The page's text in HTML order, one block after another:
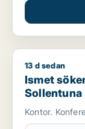
Ismet söker
13 d sedan
Ismet
Sollentuna
Kontor.